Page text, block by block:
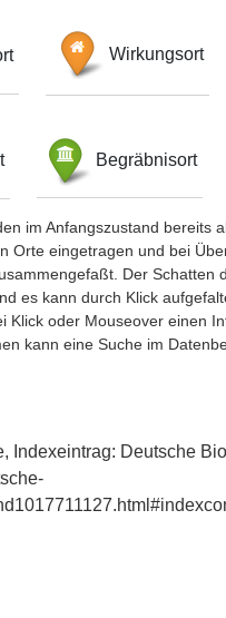
Wirkungsort
Begräbnisort
im Anfangszustand bereits
Orte eingetragen und bei
Der Schatten
es kann durch Klick
Klick oder Mouseover einen
kann eine Suche im
Indexeintrag: Deutsche